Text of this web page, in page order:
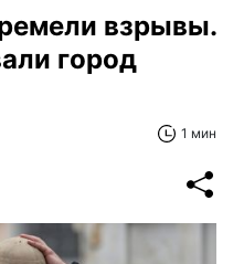
взрывы.
город
1 мин